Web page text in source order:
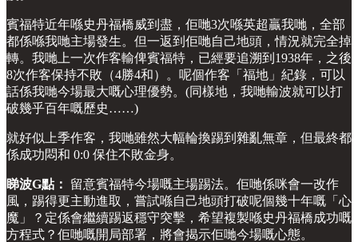
賓福特近年喺史丹福橋威到盡，佢哋3次喺英超贏我哋，全部
都係喺我哋主場發生。但一返到佢哋自己地頭，情況就完全掉
轉。我哋上一次作客輸俾賓福特，已經要追溯到1938年，之後
8次作客保持不敗（4勝4和）。呢個作客「福地」紀錄，可以
話係我哋今場最大嘅心理優勢。(同樣地，我哋輸波就可以打
破幾乎百年嘅歷史……)
就好似上季作客，我哋雖然大幅輪換踢到雜亂無章，但最終都
係成功悶和 0:0 保住不敗金身。
睇波G點：
留意賓福特今場嘅主場踢法。佢哋係咪會一改作
風，踢得更主動進取，嘗試喺自己地頭打破呢個幾十年嘅「心
魔」？定係會繼續踢返穩守突擊，希望複製喺史丹福橋成功嘅
方程式？佢哋嘅開局部署，將會揭示佢哋今場嘅心態。